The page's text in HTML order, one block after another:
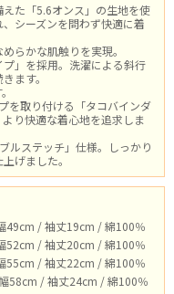
た「5.6オンス」の生地を使
シーズンを問わず快適に着
らかな肌触りを実現。
」を採用。洗濯による斜行
ます。
を取り付ける「タコバインダ
り快適な着心地を追求しま
ルステッチ」仕様。しっかり
げました。
49cm / 袖丈19cm / 綿100％
52cm / 袖丈20cm / 綿100％
55cm / 袖丈22cm / 綿100％
58cm / 袖丈24cm / 綿100％